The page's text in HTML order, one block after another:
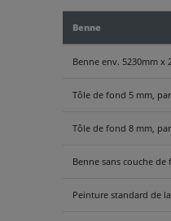
Benne
Benne env. 5230mm x
Tôle de fond 5 mm,
Tôle de fond 8 mm,
Benne sans couche
Peinture standard de